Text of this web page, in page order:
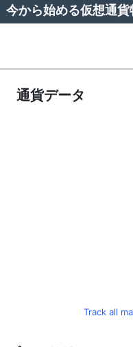
今から始める仮想通貨
通貨データ
Track all